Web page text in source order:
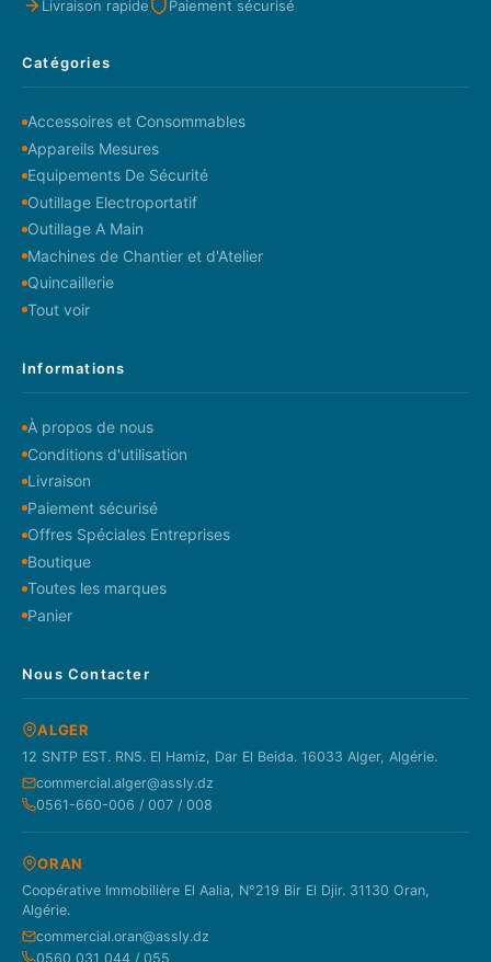
Livraison rapide Paiement sécurisé
Catégories
Accessoires et Consommables
Appareils Mesures
Equipements De Sécurité
Outillage Electroportatif
Outillage A Main
Machines de Chantier et d'Atelier
Quincaillerie
Tout voir
Informations
À propos de nous
Conditions d'utilisation
Livraison
Paiement sécurisé
Offres Spéciales Entreprises
Boutique
Toutes les marques
Panier
Nous Contacter
ALGER
12 SNTP EST. RN5. El Hamiz, Dar El Beida. 16033 Alger, Algérie.
commercial.alger@assly.dz
0561-660-006 / 007 / 008
ORAN
Coopérative Immobilière El Aalia, N°219 Bir El Djir. 31130 Oran,
Algérie.
commercial.oran@assly.dz
0560 031 044 / 055